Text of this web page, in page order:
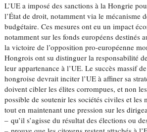
L’UE a imposé des sanctions à la Hongrie
l’État de droit, notamment via le mécanisme
budgétaire. Ces mesures ont eu un impact
notamment sur les fonds européens destinés
la victoire de l’opposition pro-européenne
Hongrois ont su distinguer la responsabilité
leur appartenance à l’UE. Le succès massif
hongroise devrait inciter l’UE à affiner sa
doivent cibler les élites corrompues, et non
possible de soutenir les sociétés civiles et les
tout en maintenant une pression sur les
– qu’il s’agisse du résultat des élections ou